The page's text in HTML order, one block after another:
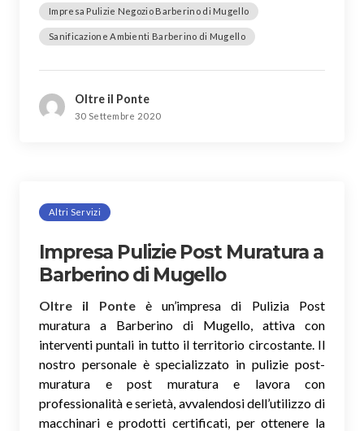
Impresa Pulizie Negozio Barberino di Mugello
Sanificazione Ambienti Barberino di Mugello
Oltre il Ponte
30 Settembre 2020
Altri Servizi
Impresa Pulizie Post Muratura a
Barberino di Mugello
Oltre il Ponteè un’impresa di Pulizia Post
muratura a Barberino di Mugello, attiva con
interventi puntali in tutto il territorio circostante. Il
nostro personale è specializzato in pulizie post-
muratura e post muratura e lavora con
professionalità e serietà, avvalendosi dell’utilizzo di
macchinari e prodotti certificati, per ottenere la